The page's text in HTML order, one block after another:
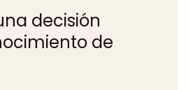
decisión
de